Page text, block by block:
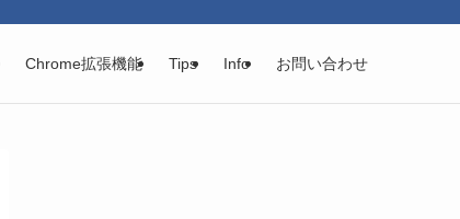
Chrome拡張機能 Tips Info お問い合わせ